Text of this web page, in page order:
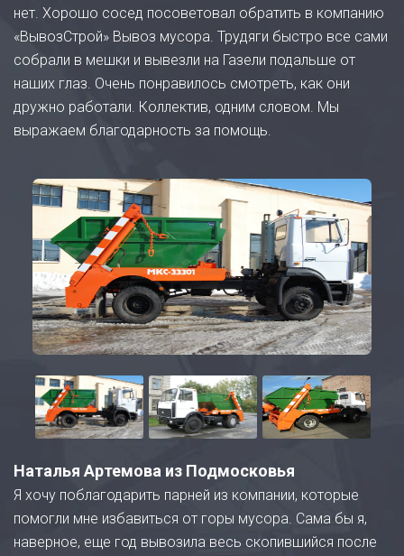
нет. Хорошо сосед посоветовал обратить в компанию
«ВывозСтрой» Вывоз мусора. Трудяги быстро все сами
собрали в мешки и вывезли на Газели подальше от
наших глаз. Очень понравилось смотреть, как они
дружно работали. Коллектив, одним словом. Мы
выражаем благодарность за помощь.
Наталья Артемова из Подмосковья
Я хочу поблагодарить парней из компании, которые
помогли мне избавиться от горы мусора. Сама бы я,
наверное, еще год вывозила весь скопившийся после